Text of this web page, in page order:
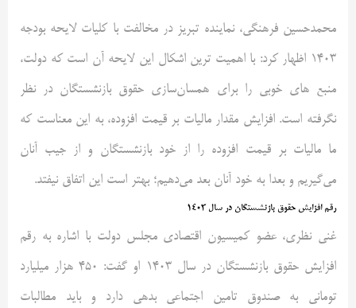
محمدحسین فرهنگی، نماینده تبریز در مخالفت با کلیات لایحه بودجه
۱۴۰۳ اظهار کرد: با اهمیت ترین اشکال این لایحه آن است که دولت،
منبع های خوبی را برای همسان‌سازی حقوق بازنشستگان در نظر
نگرفته است. افزایش مقدار مالیات بر قیمت افزوده، به این معناست که
ما مالیات بر قیمت افزوده را از خود بازنشستگان و از جیب آنان
می‌گیریم و بعدا به خود آنان بعد می‌دهیم؛ بهتر است این اتفاق نیفتد.
رقم افزایش حقوق بازنشستگان در سال ۱۴۰۳
غنی نظری، عضو کمیسیون اقتصادی مجلس دولت با اشاره به رقم
افزایش حقوق بازنشستگان در سال ۱۴۰۳ او گفت: ۴۵۰ هزار میلیارد
تومانی به صندوق تامین اجتماعی بدهی دارد و باید مطالبات